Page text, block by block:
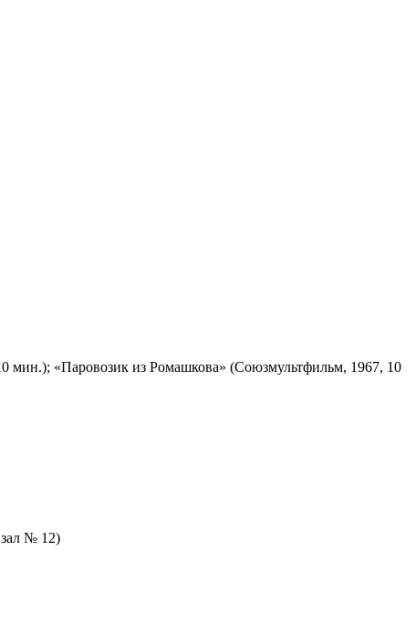
«Паровозик из Ромашкова» (Союзмультфильм, 1967, 10
№ 12)